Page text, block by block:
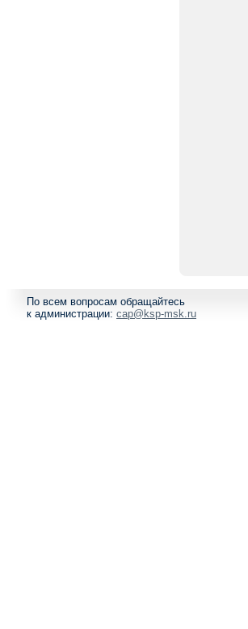
По всем вопросам обращайтесь
к администрации: cap@ksp-msk.ru